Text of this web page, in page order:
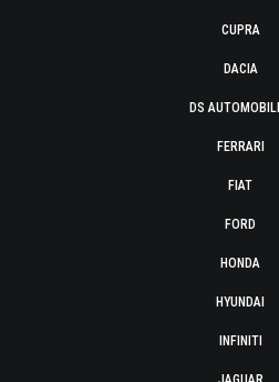
CUPRA
DACIA
DS
FERRARI
FIAT
FORD
HONDA
HYUNDAI
INFINITI